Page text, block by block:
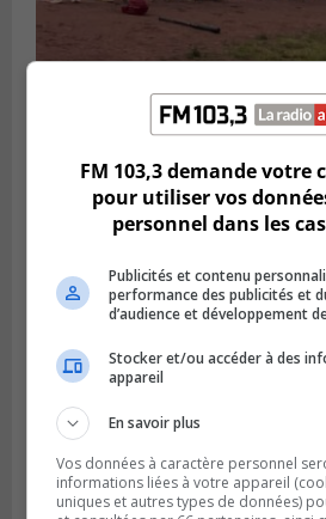
Publié le 6 août 2026 à 05h11
Une poussée tardive
vers la victoire à Laval
LONGUEUIL
Publié le 5 août 2026 à 08h38
FM 103,3 demande votre
pour utiliser vos
personnel dans les
Publicités et contenu
performance des publicités et
d’audience et développement
Stocker et/ou accéder à des
appareil
En savoir plus
Vos données à caractère personnel
informations liées à votre appareil
uniques et autres types de données)